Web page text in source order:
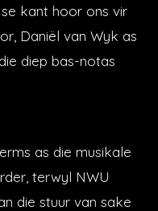
kant hoor ons vir
Daniël van Wyk as
diep bas-notas
as die musikale
terwyl NWU
die stuur van sake